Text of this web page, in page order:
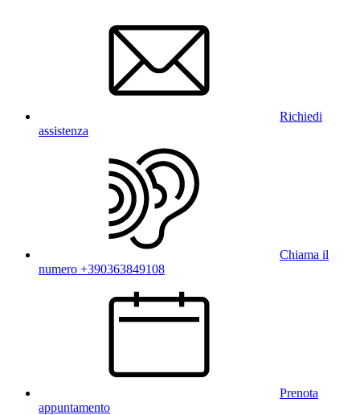
Richiedi
assistenza
Chiama il
numero +390363849108
Prenota
appuntamento